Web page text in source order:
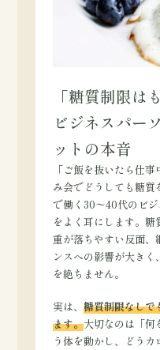
「糖質制限
ビジネスパー
ットの本音
「ご飯を抜いたら仕
み会でどうしても糖
で働く30〜40代のビ
をよく耳にします。
重が落ちやすい反面、
ンスへの影響が大き
を絶ちません。
実は、糖質制限なしで
ます。大切なのは「何
う体を動かし、どう